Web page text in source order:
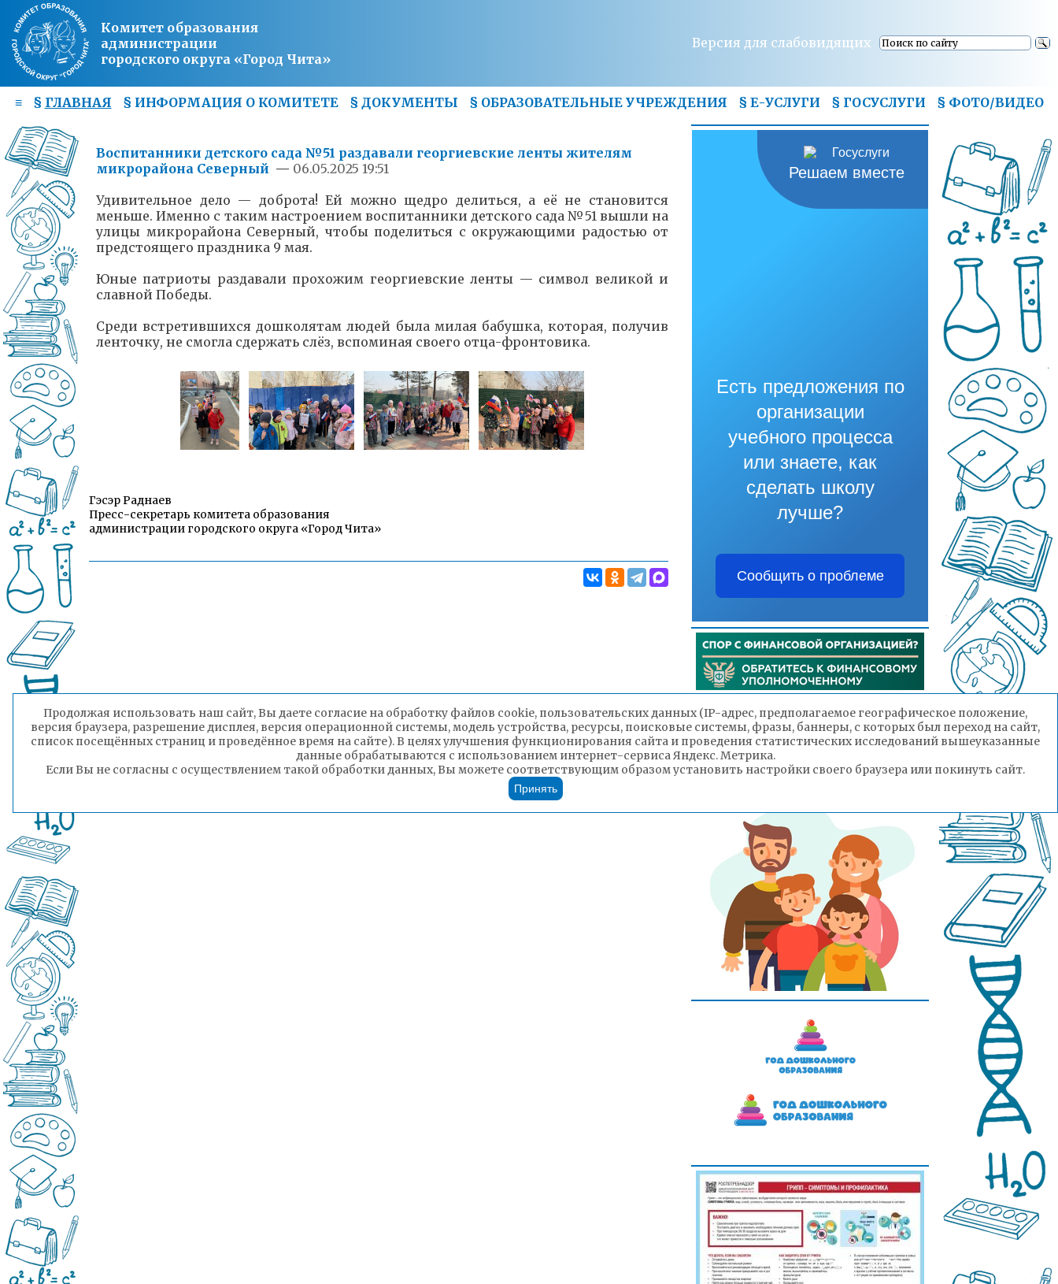
Комитет образования
администрации
городского округа «Город Чита»
Версия для слабовидящих
≡ § ГЛАВНАЯ § ИНФОРМАЦИЯ О КОМИТЕТЕ § ДОКУМЕНТЫ § ОБРАЗОВАТЕЛЬНЫЕ УЧРЕЖДЕНИЯ § Е-УСЛУГИ § ГОСУСЛУГИ § ФОТО/ВИДЕО
Воспитанники детского сада №51 раздавали георгиевские ленты жителям
микрорайона Северный — 06.05.2025 19:51
Удивительное дело — доброта! Ей можно щедро делиться, а её не становится
меньше. Именно с таким настроением воспитанники детского сада №51 вышли на
улицы микрорайона Северный, чтобы поделиться с окружающими радостью от
предстоящего праздника 9 мая.
Юные патриоты раздавали прохожим георгиевские ленты — символ великой и
славной Победы.
Среди встретившихся дошколятам людей была милая бабушка, которая, получив
ленточку, не смогла сдержать слёз, вспоминая своего отца-фронтовика.
Гэсэр Раднаев
Пресс-секретарь комитета образования
администрации городского округа «Город Чита»
Решаем вместе
Есть предложения по
организации
учебного процесса
или знаете, как
сделать школу
лучше?
Сообщить о проблеме
Продолжая использовать наш сайт, Вы даете согласие на обработку файлов cookie, пользовательских данных (IP-адрес, предполагаемое географическое положение,
версия браузера, разрешение дисплея, версия операционной системы, модель устройства, ресурсы, поисковые системы, фразы, баннеры, с которых был переход на сайт,
список посещённых страниц и проведённое время на сайте). В целях улучшения функционирования сайта и проведения статистических исследований вышеуказанные
данные обрабатываются с использованием интернет-сервиса Яндекс. Метрика.
Если Вы не согласны с осуществлением такой обработки данных, Вы можете соответствующим образом установить настройки своего браузера или покинуть сайт.
Принять